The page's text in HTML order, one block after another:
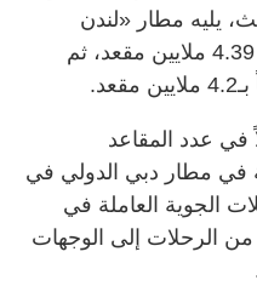
يليه مطار «لندن
هيثرو» في المركز الرابع بنحو 4.39 ملايين مقعد، ثم
في عدد المقاعد
في مطار دبي الدولي في
الجوية العاملة في
الرحلات إلى الوجهات